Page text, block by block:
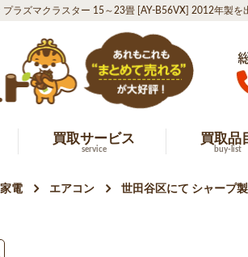
ラズマクラスター 15～23畳 [AY-B56VX] 2012年製を
買取サービス
service
買取品
buy-list
家電 エアコン 世田谷区にて シャープ